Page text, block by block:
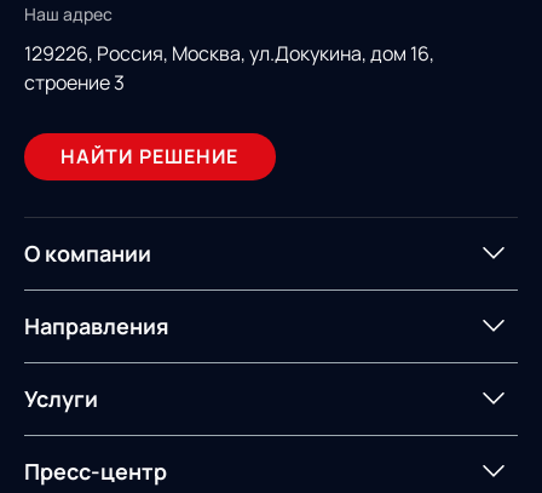
Наш адрес
129226, Россия, Москва, ул.Докукина, дом 16,
строение 3
НАЙТИ РЕШЕНИЕ
О компании
О компании
ИТ-аккредитация
Импортозамещение
Направления
Управление цепями
поставок
Управление складами
Услуги
Логистический
Пресс-центр